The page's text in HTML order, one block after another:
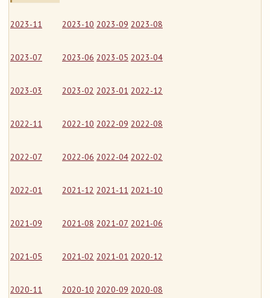
2023-11 2023-10 2023-09 2023-08
2023-07 2023-06 2023-05 2023-04
2023-03 2023-02 2023-01 2022-12
2022-11 2022-10 2022-09 2022-08
2022-07 2022-06 2022-04 2022-02
2022-01 2021-12 2021-11 2021-10
2021-09 2021-08 2021-07 2021-06
2021-05 2021-02 2021-01 2020-12
2020-11 2020-10 2020-09 2020-08